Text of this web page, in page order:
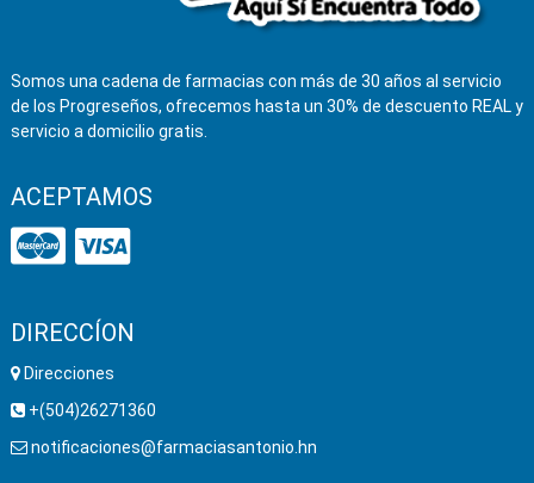
Somos una cadena de farmacias con más de 30 años al servicio
de los Progreseños, ofrecemos hasta un 30% de descuento REAL y
servicio a domicilio gratis.
ACEPTAMOS
DIRECCÍON
Direcciones
+(504)26271360
notificaciones@farmaciasantonio.hn